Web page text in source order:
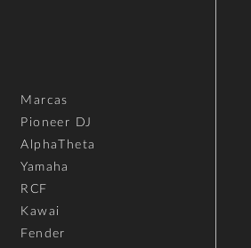
Marcas
Pioneer DJ
AlphaTheta
Yamaha
RCF
Kawai
Fender